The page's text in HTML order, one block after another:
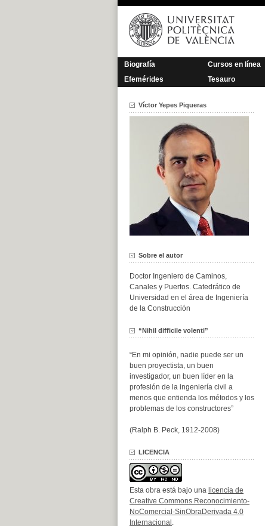
Saltar
contenido
Biografía Cursos en línea
Efemérides
Tesauro
Víctor Yepes Piqueras
Sobre el autor
Doctor Ingeniero de Caminos,
Canales y Puertos. Catedrático de
Universidad en el área de Ingeniería
de la Construcción
“Nihil difficile volenti”
“En mi opinión, nadie puede ser un
buen proyectista, un buen
investigador, un buen líder en la
profesión de la ingeniería civil a
menos que entienda los métodos y los
problemas de los constructores”
(Ralph B. Peck, 1912-2008)
LICENCIA
Esta obra está bajo una licencia de
Creative Commons Reconocimiento-
NoComercial-SinObraDerivada 4.0
Internacional .